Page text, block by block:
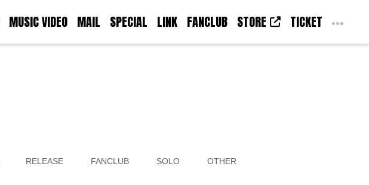
MUSIC VIDEO MAIL SPECIAL LINK FANCLUB STORE TICKET
RELEASE FANCLUB SOLO OTHER